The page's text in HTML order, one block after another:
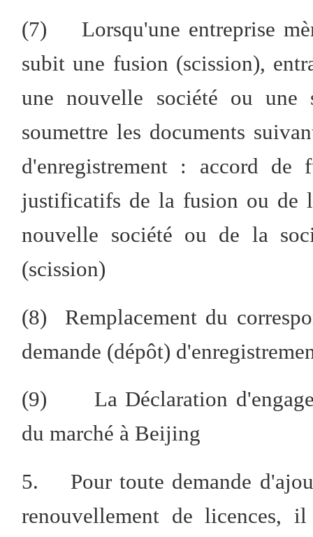
(7) Lorsqu'une entreprise
subit une fusion (scission),
une nouvelle société ou une
soumettre les documents
d'enregistrement : accord
justificatifs de la fusion ou de
nouvelle société ou de la
(scission)
(8) Remplacement du
demande (dépôt)
(9) La Déclaration
du marché à Beijing
5. Pour toute demande
renouvellement de licences,